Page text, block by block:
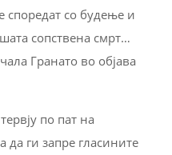
споредат со будење и
сопствена смрт…
Гранато во објава
по пат на
да ги запре гласините